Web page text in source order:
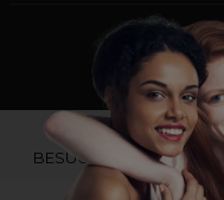
*Du
BESUCHE
UNSERE